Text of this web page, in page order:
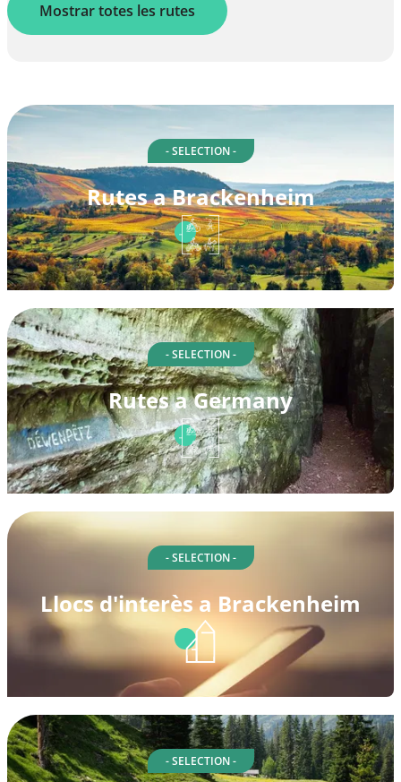
Mostrar totes les rutes
- SELECTION -
Rutes a Brackenheim
- SELECTION -
Rutes a Germany
- SELECTION -
Llocs d'interès a Brackenheim
- SELECTION -